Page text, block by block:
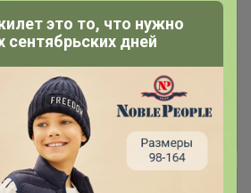
Aristocrat,
Пивные везем
тонкие только в
ЦР!
16 каталогов
это то, что нужно
дней